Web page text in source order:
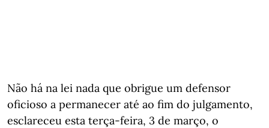
Não há na lei nada que obrigue um defensor
oficioso a permanecer até ao fim do julgamento,
esclareceu esta terça-feira, 3 de março, o